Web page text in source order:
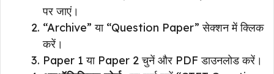
पर जाएं।
“Archive” या “Question Paper” सेक्शन में क्लिक
करें।
Paper 1 या Paper 2 चुनें और PDF डाउनलोड करें।